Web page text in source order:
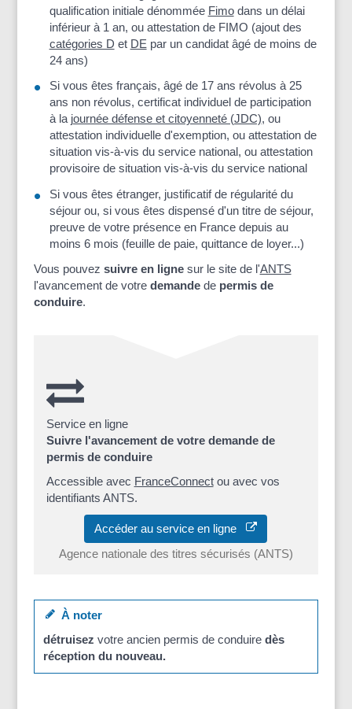
qualification initiale dénommée Fimodans un délai
inférieur à 1 an, ou attestation de FIMO (ajout des
catégories D et DE par un candidat âgé de moins de
24 ans)
Si vous êtes français, âgé de 17 ans révolus à 25
ans non révolus, certificat individuel de participation
à la journée défense et citoyenneté (JDC), ou
attestation individuelle d'exemption, ou attestation de
situation vis-à-vis du service national, ou attestation
provisoire de situation vis-à-vis du service national
Si vous êtes étranger, justificatif de régularité du
séjour ou, si vous êtes dispensé d'un titre de séjour,
preuve de votre présence en France depuis au
moins 6 mois (feuille de paie, quittance de loyer...)
Vous pouvez suivre en lignesur le site de l'ANTS
l'avancement de votre demandede permis de
conduire.
Service en ligne
Suivre l'avancement de votre demande de
permis de conduire
Accessible avec FranceConnectou avec vos
identifiants ANTS.
Accéder au service en ligne
Agence nationale des titres sécurisés (ANTS)
À noter
détruisez votre ancien permis de conduire dès
réception du nouveau.